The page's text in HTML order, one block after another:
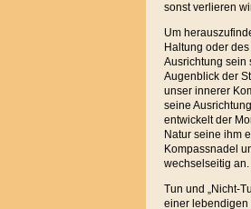
sonst verlieren
Um
Haltung oder
Ausrichtung sein
Augenblick der
unser innerer
seine
entwickelt der
Natur seine ihm
Kompassnadel
wechselseitig an.
Tun und „Nicht-
einer lebendigen